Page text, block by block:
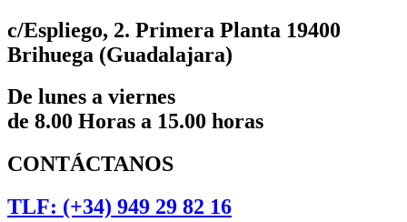
c/Espliego, 2. Primera Planta 19400
Brihuega (Guadalajara)
De lunes a viernes
de 8.00 Horas a 15.00 horas
CONTÁCTANOS
TLF: (+34) 949 29 82 16